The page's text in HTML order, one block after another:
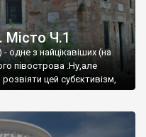
Місто Ч.1
одне з найцікавіших (на
півострова .Ну,але
цей субєктивізм,